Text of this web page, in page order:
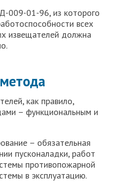
009-01-96, из которого
всех
извещателей должна
как правило,
– функциональным и
– обязательная
пусконаладки, работ
противопожарной
в эксплуатацию.